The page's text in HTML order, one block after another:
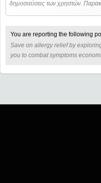
δημοσιεύσεις των χρηστών.
You are reporting the following
Save on allergy relief by
you to combat symptoms